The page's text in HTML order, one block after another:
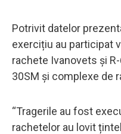
Potrivit datelor
exercițiu au participat
rachete Ivanovets și
30SM și complexe de
“Tragerile au fost
rachetelor au lovit